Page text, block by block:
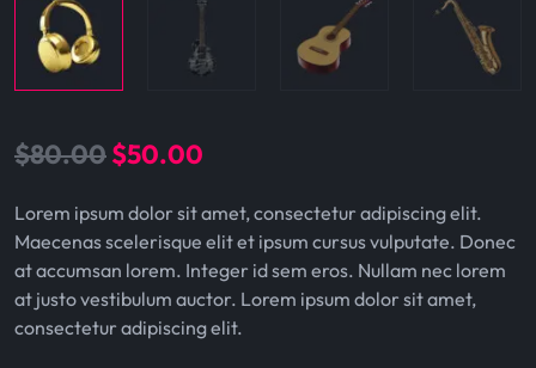
$80.00O
i
g
i
$50.00
r
r
e
n
Lorem ipsum dolor sit amet, consectetur adipiscing elit.
Maecenas scelerisque elit et ipsum cursus vulputate. Donec
at accumsan lorem. Integer id sem eros. Nullam nec lorem
at justo vestibulum auctor. Lorem ipsum dolor sit amet,
consectetur adipiscing elit.